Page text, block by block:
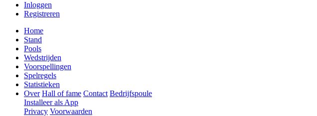
Inloggen
Registreren
Home
Stand
Pools
Wedstrijden
Voorspellingen
Spelregels
Statistieken
Over Hall of fame Contact Bedrijfspoule
Installeer als App
Privacy Voorwaarden